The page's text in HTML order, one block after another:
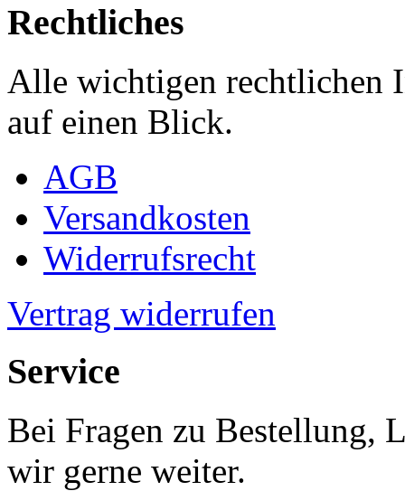
Rechtliches
Alle wichtigen rechtlichen
auf einen Blick.
AGB
Versandkosten
Widerrufsrecht
Vertrag widerrufen
Service
Bei Fragen zu Bestellung,
wir gerne weiter.